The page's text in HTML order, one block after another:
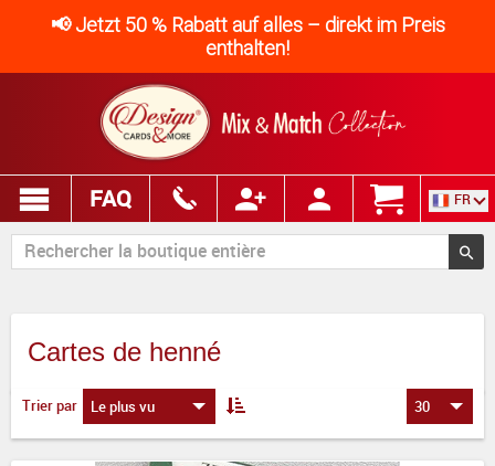
📢 Jetzt 50 % Rabatt auf alles – direkt im Preis
enthalten!
FAQ FR
Cartes de henné
Trier par Le plus vu 30